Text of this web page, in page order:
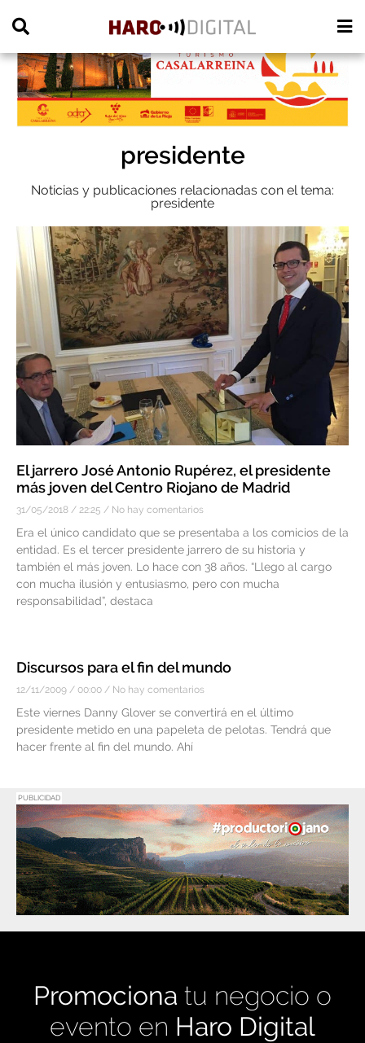
presidente
Noticias y publicaciones relacionadas con el tema:
presidente
El jarrero José Antonio Rupérez, el presidente
más joven del Centro Riojano de Madrid
31/05/2018 22:25 No hay comentarios
Era el único candidato que se presentaba a los comicios de la
entidad. Es el tercer presidente jarrero de su historia y
también el más joven. Lo hace con 38 años. “Llego al cargo
con mucha ilusión y entusiasmo, pero con mucha
responsabilidad”, destaca
Discursos para el fin del mundo
12/11/2009 00:00 No hay comentarios
Este viernes Danny Glover se convertirá en el último
presidente metido en una papeleta de pelotas. Tendrá que
hacer frente al fin del mundo. Ahí
PUBLICIDAD
Promociona tu negocio o
evento en Haro Digital